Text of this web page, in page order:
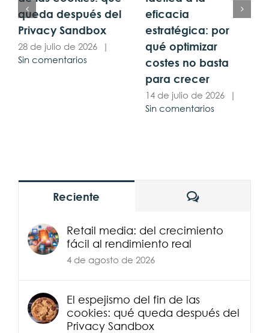
queda después del
Privacy Sandbox
28 de julio de 2026
|
Sin comentarios
eficacia
estratégica: por
qué optimizar
costes no basta
para crecer
14 de julio de 2026
|
Sin comentarios
Reciente Comentarios
Retail media: del crecimiento
fácil al rendimiento real
4 de agosto de 2026
El espejismo del fin de las
cookies: qué queda después del
Privacy Sandbox